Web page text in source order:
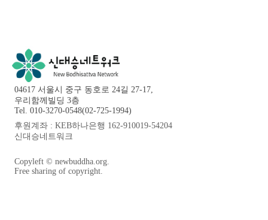
04617 서울시 중구 동호로 24길 27-17,
우리함께빌딩 3층
Tel. 010-3270-0548(02-725-1994)
후원계좌 : KEB하나은행 162-910019-54204
신대승네트워크
Copyleft © newbuddha.org.
Free sharing of copyright.